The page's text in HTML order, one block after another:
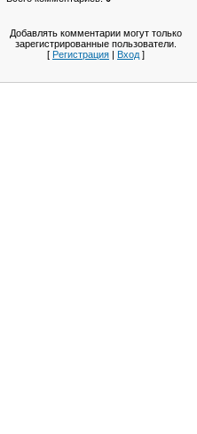
Добавлять комментарии могут только
зарегистрированные пользователи.
[ Регистрация | Вход ]